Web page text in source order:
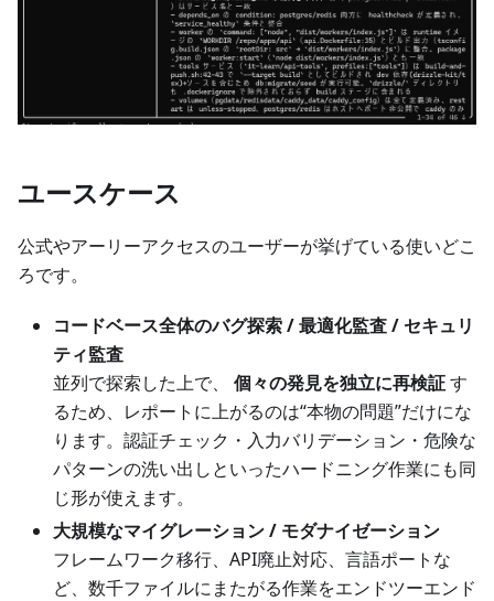
ユースケース
公式やアーリーアクセスのユーザーが挙げている使いどこ
ろです。
コードベース全体のバグ探索 / 最適化監査 / セキュリ
ティ監査
並列で探索した上で、 個々の発見を独立に再検証す
るため、レポートに上がるのは“本物の問題”だけにな
ります。認証チェック・入力バリデーション・危険な
パターンの洗い出しといったハードニング作業にも同
じ形が使えます。
大規模なマイグレーション / モダナイゼーション
フレームワーク移行、API廃止対応、言語ポートな
ど、数千ファイルにまたがる作業をエンドツーエンド